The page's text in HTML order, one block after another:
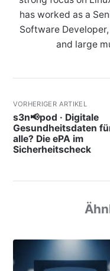
has worked as a
Software
and large
VORHERIGER ARTIKEL
s3n📢pod · Digitale
Gesundheitsdaten
alle? Die ePA im
Sicherheitscheck